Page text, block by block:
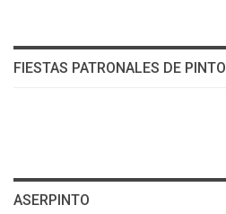
FIESTAS PATRONALES DE PINTO
ASERPINTO